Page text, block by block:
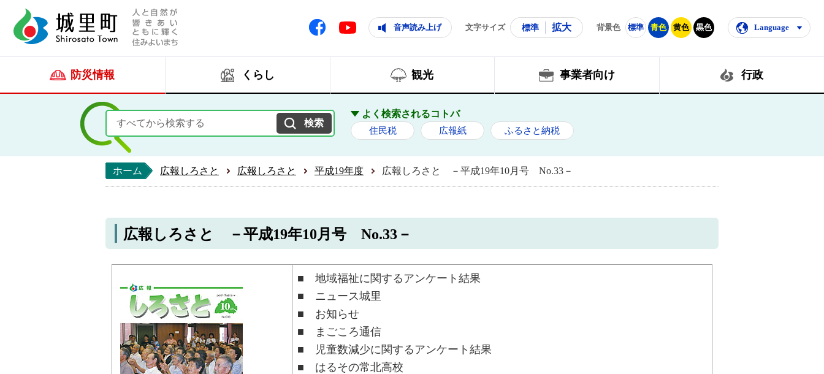
Facebook Youtube 音声読み上げ 文字サイズ 標準 拡大 背景色 標準 青色 黄色 黒色 Language
防災情報 くらし 観光 事業者向け 行政
よく検索されるコトバ
住民税 広報紙 ふるさと納税
ホーム 広報しろさと 広報しろさと 平成19年度 広報しろさと －平成19年10月号 No.33－
広報しろさと －平成19年10月号 No.33－
■ 地域福祉に関するアンケート結果
■ ニュース城里
■ お知らせ
■ まごころ通信
■ 児童数減少に関するアンケート結果
■ はるその常北高校